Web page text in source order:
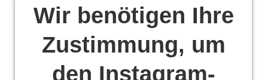
Wir benötigen Ihre
Zustimmung, um
den Instagram-